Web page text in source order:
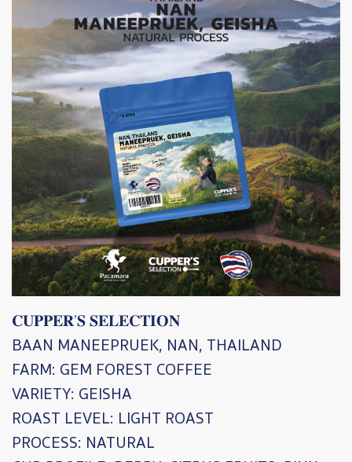
𝐂𝐔𝐏𝐏𝐄𝐑’𝐒 𝐒𝐄𝐋𝐄𝐂𝐓𝐈𝐎𝐍
BAAN MANEEPRUEK, NAN, THAILAND
FARM: GEM FOREST COFFEE
VARIETY: GEISHA
ROAST LEVEL: LIGHT ROAST
PROCESS: NATURAL